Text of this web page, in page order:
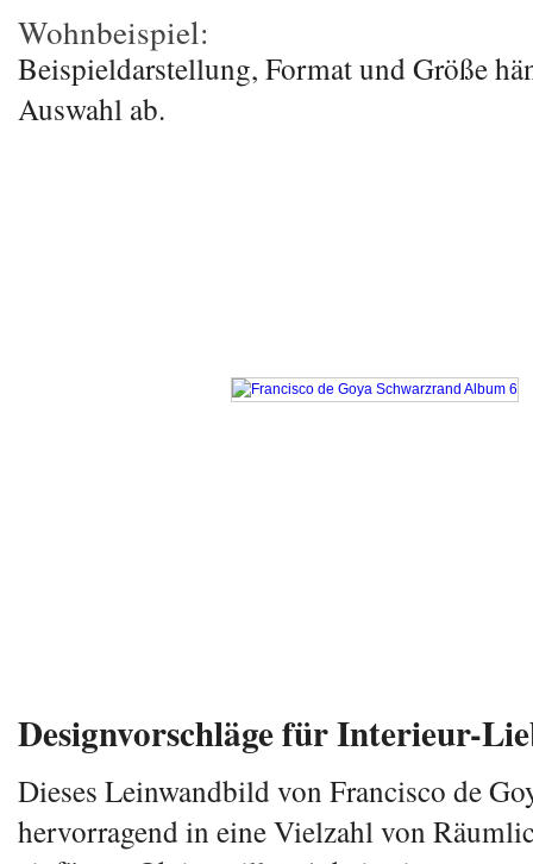
Wohnbeispiel:
Beispieldarstellung, Format und Größe
Auswahl ab.
Designvorschläge für Interieur-
Dieses Leinwandbild von Francisco de
hervorragend in eine Vielzahl von